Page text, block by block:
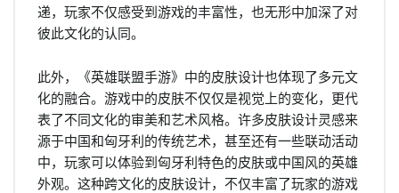
递，玩家不仅感受到游戏的丰富性，也无形中加深了对
彼此文化的认同。
此外，《英雄联盟手游》中的皮肤设计也体现了多元文
化的融合。游戏中的皮肤不仅仅是视觉上的变化，更代
表了不同文化的审美和艺术风格。许多皮肤设计灵感来
源于中国和匈牙利的传统艺术，甚至还有一些联动活动
中，玩家可以体验到匈牙利特色的皮肤或中国风的英雄
外观。这种跨文化的皮肤设计，不仅丰富了玩家的游戏